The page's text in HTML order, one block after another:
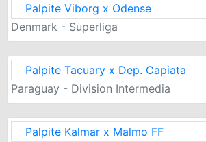
Palpite Viborg x Odense
Denmark - Superliga
Palpite Tacuary x Dep. Capiata
Paraguay - Division Intermedia
Palpite Kalmar x Malmo FF